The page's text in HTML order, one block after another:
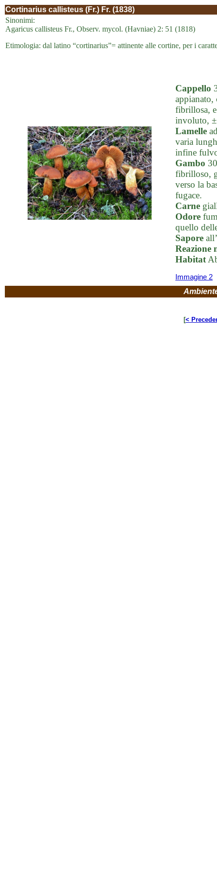
Cortinarius callisteus (Fr.) Fr. (1838)
Sinonimi:
Agaricus callisteus Fr., Observ. mycol. (Havniae) 2: 51 (1818)
Etimologia: dal latino “cortinarius”= attinente alle cortine, per i
Cappello
appianato,
fibrillosa, e
involuto, ±
Lamelle
varia
infine
Gambo
fibrilloso,
verso la
fugace.
Carne
Odore
quello
Sapore
Reazione
Habitat
Immagine 2
[<